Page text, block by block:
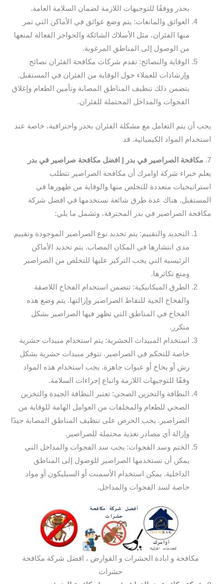
بحذر ووفقًا للتوجيهات اللازمة لضمان السلامة العامة.
العوائق والمانعات: يتم وضع عوائق في الأماكن التي تمر
منها الفئران، مثل الأسلاك الشائكة والحواجز الفعالة لمنعها
من الوصول إلى المناطق المرغوبة.
الوقاية والنصائح: تقدم شركات مكافحة الفئران نصائح
وإرشادات للعملاء حول الوقاية من الفئران في المستقبل.
يتضمن ذلك تنظيف المناطق المصابة وتأمين الطعام وإغلاق
الفجوات والمداخل المحتملة للفئران.
يجب أن يتم التعامل مع مشكلة الفئران بحذر واحترافية، خاصة عند
استخدام المواد الكيميائية. قد
7. مكافحة الصراصير في بدر | افضل مكافحة صراصير في بدر
يعلم خبراء شركة اوامرك أن مكافحة الصراصير تتطلب
استراتيجيات متعددة للتخلص منها والوقاية من ظهورها في
المستقبل. هناك عدة طرق شائعة نستخدمها في افضل شركة
مكافحة الصراصير في بدر المحترفة، وتشمل ما يلي:
التحديد والتقييم: يتم تحديد نوع الصراصير الموجودة وتقييم
مدى انتشارها في المكان المصاب. يتم تحديد الأماكن
الرئيسية التي يجب التركيز عليها للتخلص من الصراصير
ومنع تكاثرها.
الطرق الميكانيكية: تتضمن استخدام الفخاخ اللاصقة
والفخاخ الحية للتقاط الصراصير وإزالتها. يتم وضع هذه
الفخاخ في المناطق التي تظهر فيها الصراصير بشكل
متكرر.
استخدام المبيدات الحشرية: يتم استخدام مبيدات حشرية
خاصة للتحكم في الصراصير. تتوفر مبيدات حشرية بشكل
رش أو بخاخ أو عبوات جاهزة. يجب استخدام هذه المواد
وفقًا للتوجيهات اللازمة واتباع إجراءات السلامة.
النظافة والتخزين الصحي: تعتبر النظافة الجيدة والتخزين
الصحي للطعام والمخلفات من العوامل الهامة للوقاية من
الصراصير. يجب الحرص على تنظيف المناطق المصابة جيدًا
وإزالة أي مصادر تغذية محتملة للصراصير.
الختم وسد الفجوات: يجب سد الفجوات والمداخل التي
يمكن أن تستخدمها الصراصير للوصول إلى المناطق
الداخلية. يمكن استخدام الأسمنت أو السيليكون أو مواد
خاصة لسد الفجوات والمداخل.
مكافحة و ابادة الحشرات و القوارض ، افضل شركة مكافحة
حشرات